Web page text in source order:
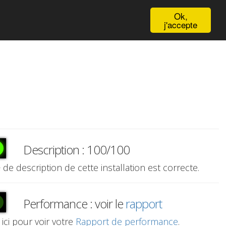
Ok,
j'accepte
Description : 100/100
de description de cette installation est correcte.
Performance : voir lerapport
ici pour voir votre Rapport de performance.